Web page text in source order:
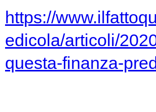
https://
edicola/articoli/
questa-finanza-